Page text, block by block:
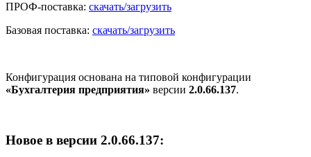
ПРОФ-поставка: скачать/загрузить
Базовая поставка: скачать/загрузить
Конфигурация основана на типовой конфигурации
«Бухгалтерия предприятия» версии 2.0.66.137.
Новое в версии 2.0.66.137: